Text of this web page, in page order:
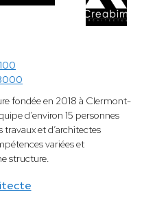
fondée en 2018 à Clermont-
d’environ 15 personnes
travaux et d’architectes
variées et
structure.